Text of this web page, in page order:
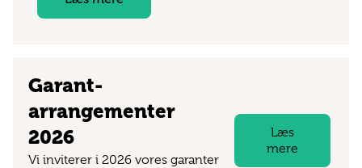
Garant­
arrangementer
2026
Vi inviterer i 2026 vores garanter
Læs
mere